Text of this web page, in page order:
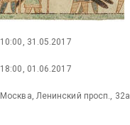
10:00, 31.05.2017
18:00, 01.06.2017
Москва, Ленинский просп., 32а